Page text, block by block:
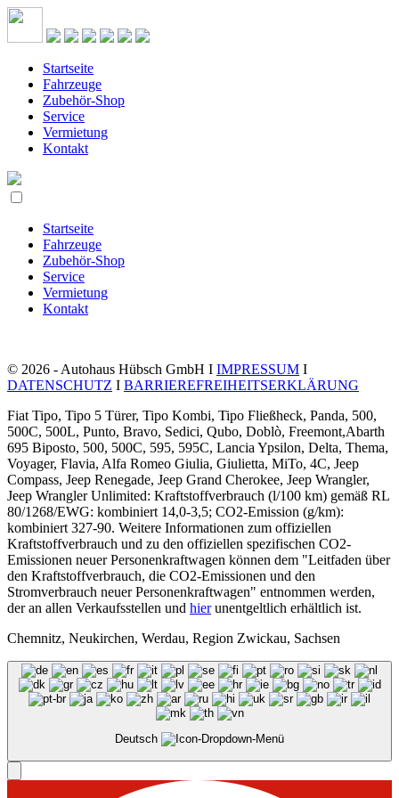
Startseite
Fahrzeuge
Zubehör-Shop
Service
Vermietung
Kontakt
Startseite
Fahrzeuge
Zubehör-Shop
Service
Vermietung
Kontakt
© 2026 - Autohaus Hübsch GmbH I IMPRESSUM I
DATENSCHUTZ I BARRIEREFREIHEITSERKLÄRUNG
Fiat Tipo, Tipo 5 Türer, Tipo Kombi, Tipo Fließheck, Panda, 500,
500C, 500L, Punto, Bravo, Sedici, Qubo, Doblò, Freemont,Abarth
695 Biposto, 500, 500C, 595, 595C, Lancia Ypsilon, Delta, Thema,
Voyager, Flavia, Alfa Romeo Giulia, Giulietta, MiTo, 4C, Jeep
Compass, Jeep Renegade, Jeep Grand Cherokee, Jeep Wrangler,
Jeep Wrangler Unlimited: Kraftstoffverbrauch (l/100 km) gemäß RL
80/1268/EWG: kombiniert 14,0-3,5; CO2-Emission (g/km):
kombiniert 327-90. Weitere Informationen zum offiziellen
Kraftstoffverbrauch und zu den offiziellen spezifischen CO2-
Emissionen neuer Personenkraftwagen können dem "Leitfaden über
den Kraftstoffverbrauch, die CO2-Emissionen und den
Stromverbrauch neuer Personenkraftwagen" entnommen werden,
der an allen Verkaufsstellen und hierunentgeltlich erhältlich ist.
Chemnitz, Neukirchen, Werdau, Region Zwickau, Sachsen
Deutsch